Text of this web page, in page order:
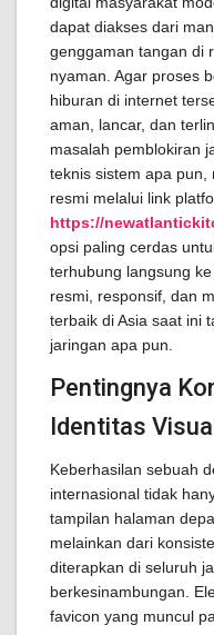
dapat diakses dari
genggaman tangan di
nyaman. Agar proses
hiburan di internet
aman, lancar, dan
masalah pemblokiran
teknis sistem apa pun,
resmi melalui link
https://
opsi paling cerdas
terhubung langsung
resmi, responsif, dan
terbaik di Asia saat ini
jaringan apa pun.
Pentingnya
Identitas
Keberhasilan sebuah
internasional tidak
tampilan halaman
melainkan dari
diterapkan di seluruh
berkesinambungan.
favicon yang muncul